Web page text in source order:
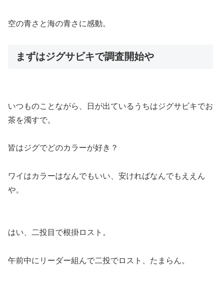
空の青さと海の青さに感動。
まずはジグサビキで調査開始や
いつものことながら、日が出ているうちはジグサビキでお
茶を濁すで。
皆はジグでどのカラーが好き？
ワイはカラーはなんでもいい、安ければなんでもええん
や。
はい、二投目で根掛ロスト。
午前中にリーダー組んで二投でロスト、たまらん。